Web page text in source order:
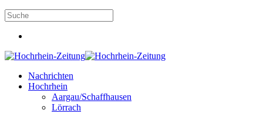
Nachrichten
Hochrhein
Aargau/Schaffhausen
Lörrach